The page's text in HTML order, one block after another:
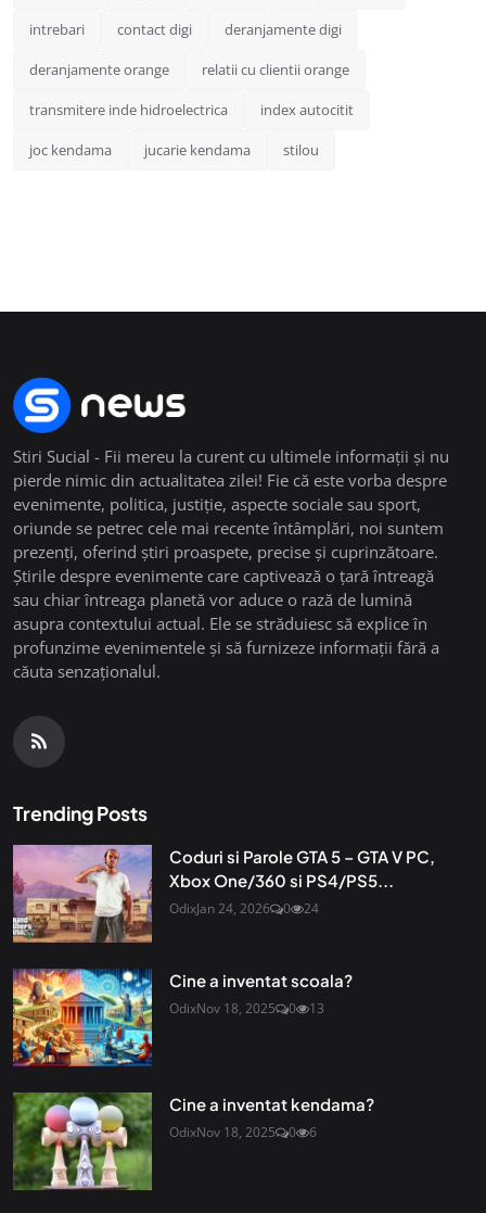
intrebari contact digi deranjamente digi
deranjamente orange relatii cu clientii orange
transmitere inde hidroelectrica index autocitit
joc kendama jucarie kendama stilou
Stiri Sucial - Fii mereu la curent cu ultimele informații și nu
pierde nimic din actualitatea zilei! Fie că este vorba despre
evenimente, politica, justiție, aspecte sociale sau sport,
oriunde se petrec cele mai recente întâmplări, noi suntem
prezenți, oferind știri proaspete, precise și cuprinzătoare.
Știrile despre evenimente care captivează o țară întreagă
sau chiar întreaga planetă vor aduce o rază de lumină
asupra contextului actual. Ele se străduiesc să explice în
profunzime evenimentele și să furnizeze informații fără a
căuta senzaționalul.
Trending Posts
Coduri si Parole GTA 5 – GTA V PC,
Xbox One/360 si PS4/PS5...
OdixJan 24, 2026 0 24
Cine a inventat scoala?
OdixNov 18, 2025 0 13
Cine a inventat kendama?
OdixNov 18, 2025 0 6